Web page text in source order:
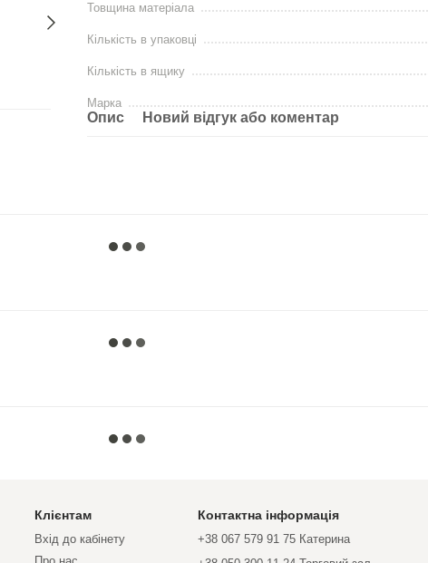
Товщина матеріала
Кількість в упаковці
Кількість в ящику
Марка
Опис Новий відгук або коментар
Клієнтам
Вхід до кабінету
Контактна інформація
+38 067 579 91 75 Катерина